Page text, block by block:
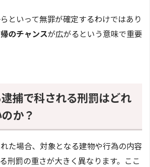
といって無罪が確定するわけではあり
のチャンスが広がるという意味で重要
捕で科される刑罰はどれ
か？
た場合、対象となる建物や行為の内容
刑罰の重さが大きく異なります。ここ